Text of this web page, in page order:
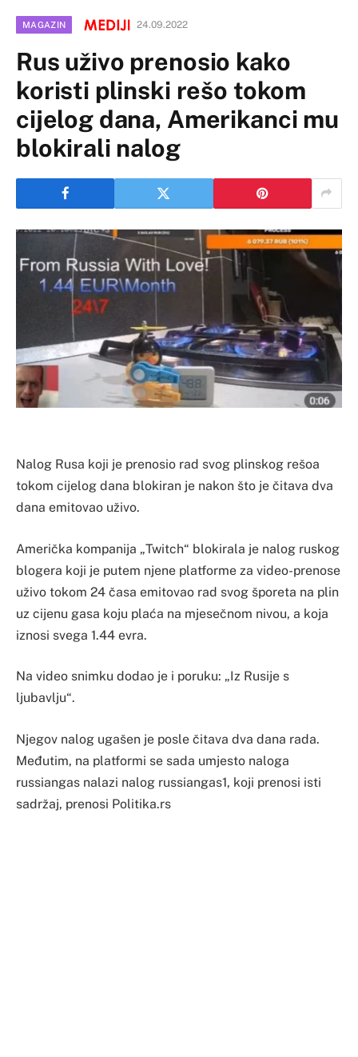
MAGAZIN 24.09.2022
Rus uživo prenosio kako
koristi plinski rešo tokom
cijelog dana, Amerikanci mu
blokirali nalog
Nalog Rusa koji je prenosio rad svog plinskog rešoa
tokom cijelog dana blokiran je nakon što je čitava dva
dana emitovao uživo.
Američka kompanija „Twitch“ blokirala je nalog ruskog
blogera koji je putem njene platforme za video-prenose
uživo tokom 24 časa emitovao rad svog šporeta na plin
uz cijenu gasa koju plaća na mjesečnom nivou, a koja
iznosi svega 1.44 evra.
Na video snimku dodao je i poruku: „Iz Rusije s
ljubavlju“.
Njegov nalog ugašen je posle čitava dva dana rada.
Međutim, na platformi se sada umjesto naloga
russiangas nalazi nalog russiangas1, koji prenosi isti
sadržaj, prenosi Politika.rs